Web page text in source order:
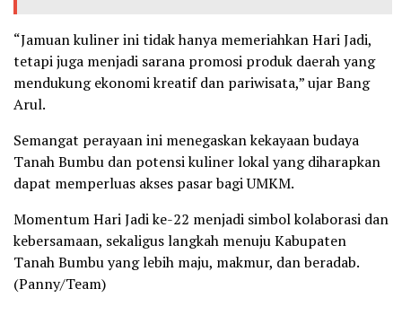
“Jamuan kuliner ini tidak hanya memeriahkan Hari Jadi,
tetapi juga menjadi sarana promosi produk daerah yang
mendukung ekonomi kreatif dan pariwisata,” ujar Bang
Arul.
Semangat perayaan ini menegaskan kekayaan budaya
Tanah Bumbu dan potensi kuliner lokal yang diharapkan
dapat memperluas akses pasar bagi UMKM.
Momentum Hari Jadi ke-22 menjadi simbol kolaborasi dan
kebersamaan, sekaligus langkah menuju Kabupaten
Tanah Bumbu yang lebih maju, makmur, dan beradab.
(Panny/Team)